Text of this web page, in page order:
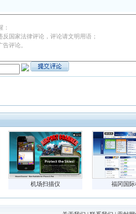
：
反国家法律评论，评论请文明用语；
评论。
机场扫描仪 福冈国